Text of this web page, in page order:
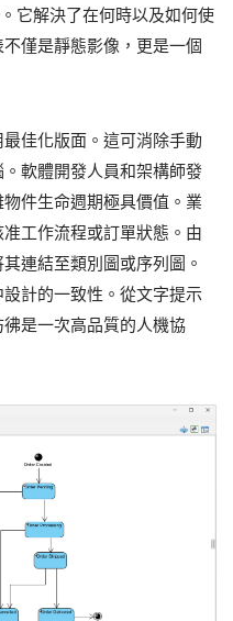
它解決了在何時以及如何使
僅是靜態影像，更是一個
佳化版面。這可消除手動
軟體開發人員和架構師發
件生命週期極具價值。業
工作流程或訂單狀態。由
連結至類別圖或序列圖。
計的一致性。從文字提示
是一次高品質的人機協